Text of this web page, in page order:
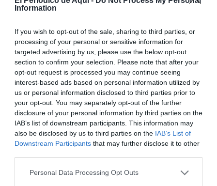
Information
If you wish to opt-out of the sale, sharing to third parties, or
processing of your personal or sensitive information for
targeted advertising by us, please use the below opt-out
section to confirm your selection. Please note that after your
opt-out request is processed you may continue seeing
interest-based ads based on personal information utilized by
us or personal information disclosed to third parties prior to
your opt-out. You may separately opt-out of the further
disclosure of your personal information by third parties on the
IAB’s list of downstream participants. This information may
also be disclosed by us to third parties on the IAB’s List of
Downstream Participants that may further disclose it to other
Personal Data Processing Opt Outs
Mundial
Morella escogerá el 7 y el 8 de enero
como festivos locales de 2027
15/07/2026
SAN FERMÍN 2026
Un vecino de Burjassot y una mujer de
l'Alcora, entre los heridos del último
encierro de San Fermín
MORELLA
EVA BELTRAN 13/07/2026